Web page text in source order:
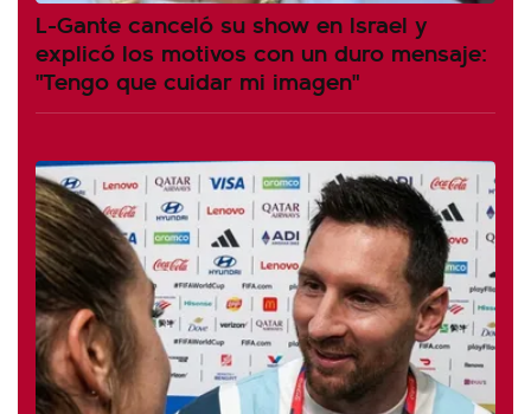
L-Gante canceló su show en Israel y
explicó los motivos con un duro mensaje:
"Tengo que cuidar mi imagen"